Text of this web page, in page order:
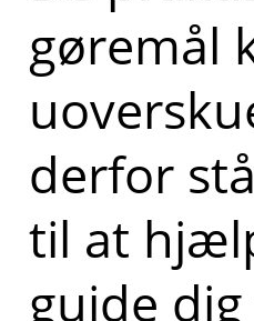
gøremål
derfor
til at
guide